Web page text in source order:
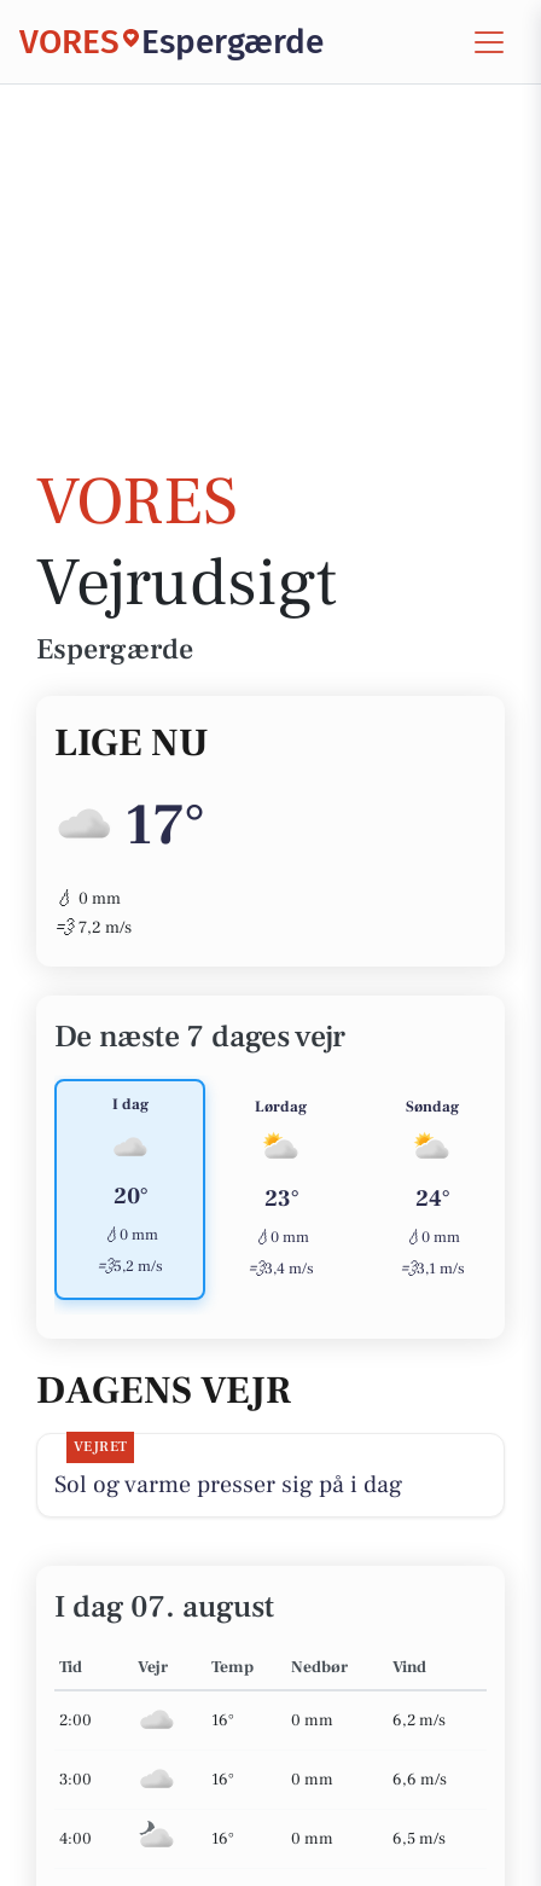
VORES Espergærde
VORES
Vejrudsigt
Espergærde
LIGE NU
17°
💧 0 mm
💨 7,2 m/s
De næste 7 dages vejr
I dag
20°
💧0 mm
💨5,2 m/s
Lørdag
23°
💧0 mm
💨3,4 m/s
Søndag
24°
💧0 mm
💨3,1 m/s
DAGENS VEJR
VEJRET
Sol og varme presser sig på i dag
I dag 07. august
Tid Vejr Temp Nedbør Vind
2:00 16° 0 mm 6,2 m/s
3:00 16° 0 mm 6,6 m/s
4:00 16° 0 mm 6,5 m/s